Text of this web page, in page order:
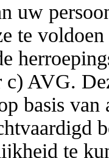
uw
te
AVG.
basis
te